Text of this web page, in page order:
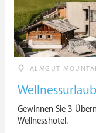
ALMGUT
Gewinnen Sie 3
Wellnesshotel.